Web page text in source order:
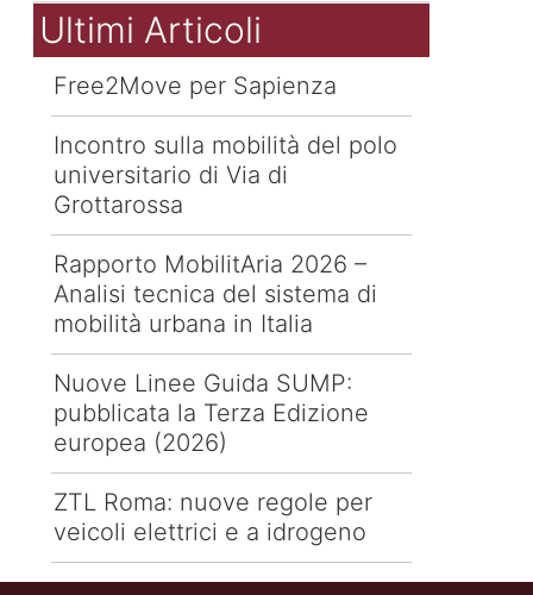
Ultimi Articoli
Free2Move per Sapienza
Incontro sulla mobilità del polo
universitario di Via di
Grottarossa
Rapporto MobilitAria 2026 –
Analisi tecnica del sistema di
mobilità urbana in Italia
Nuove Linee Guida SUMP:
pubblicata la Terza Edizione
europea (2026)
ZTL Roma: nuove regole per
veicoli elettrici e a idrogeno